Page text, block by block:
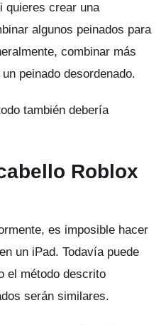
quieres crear una
algunos peinados para
combinar más
peinado desordenado.
también debería
Roblox
es imposible hacer
un iPad. Todavía puede
el método descrito
serán similares.